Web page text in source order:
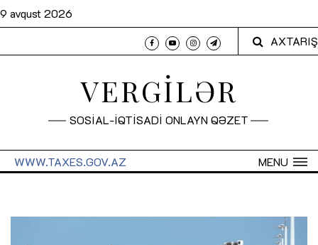
9 avqust 2026
AXTARIŞ
VERGİLƏR
SOSİAL-İQTİSADİ ONLAYN QƏZET
MENU
WWW.TAXES.GOV.AZ